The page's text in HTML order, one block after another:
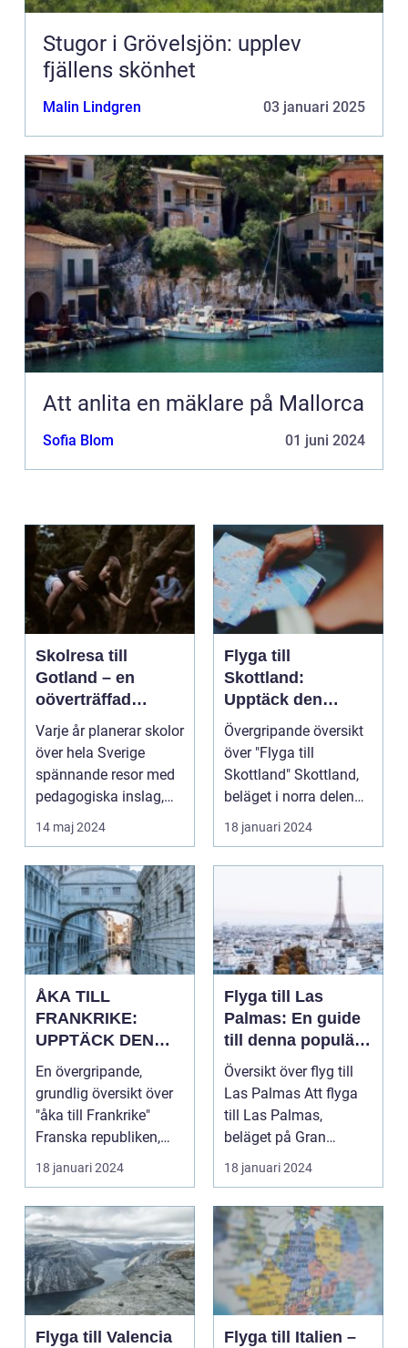
Stugor i Grövelsjön: upplev
fjällens skönhet
Malin Lindgren 03 januari 2025
Att anlita en mäklare på Mallorca
Sofia Blom 01 juni 2024
Skolresa till
Gotland – en
oöverträffad
läroplan i levande
historia
Varje år planerar skolor
över hela Sverige
spännande resor med
pedagogiska inslag,
d...
14 maj 2024
Flyga till
Skottland:
Upptäck den
magnifika naturen
och rika historien
Övergripande översikt
över "Flyga till
Skottland" Skottland,
beläget i norra delen
av Storbritannie...
18 januari 2024
ÅKA TILL
FRANKRIKE:
UPPTÄCK DEN
MÅNGFALDIGA
SKÖNHETEN
En övergripande,
grundlig översikt över
"åka till Frankrike"
Franska republiken,
känt som Frankrike...
18 januari 2024
Flyga till Las
Palmas: En guide
till denna populära
destination
Översikt över flyg till
Las Palmas Att flyga
till Las Palmas,
beläget på Gran
Canaria i Spanien, er...
18 januari 2024
Flyga till Valencia
Flyga till Italien –